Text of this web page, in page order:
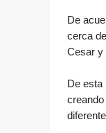
De
cerca
Cesar y
De esta